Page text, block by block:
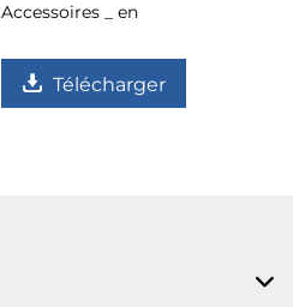
Accessoires _ en
Télécharger